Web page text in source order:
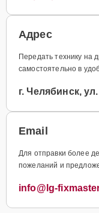
Адрес
Передать технику на
самостоятельно в
г. Челябинск,
Email
Для отправки более
пожеланий и
info@lg-